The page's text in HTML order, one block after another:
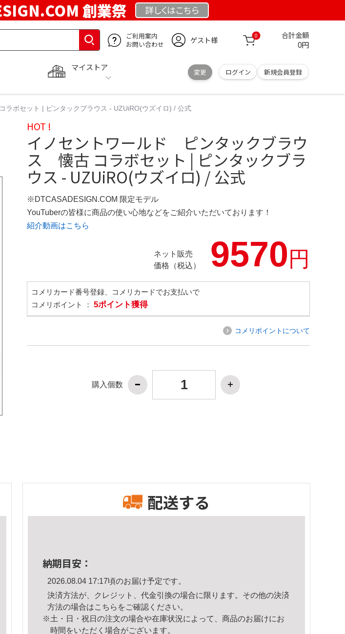
創業祭 詳しくはこちら
ご利用案内
お問い合わせ
ゲスト様 0 合計金額
0円
マイストア
変更 ログイン 新規会員登録
ボセット | ピンタックブラウス - UZUiRO(ウズイロ) / 公式
HOT !
イノセントワールド ピンタックブラウ
ス 懐古 コラボセット | ピンタックブラ
ウス - UZUiRO(ウズイロ) / 公式
※DTCASADESIGN.COM 限定モデル
YouTuberの皆様に商品の使い心地などをご紹介いただいております！
紹介動画はこちら
ネット販売
価格（税込）
9570円
コメリカード番号登録、コメリカードでお支払いで
コメリポイント ： 5ポイント獲得
コメリポイントについて
購入個数
配送する
納期目安：
2026.08.04 17:17頃のお届け予定です。
決済方法が、クレジット、代金引換の場合に限ります。その他の決済
方法の場合はこちら をご確認ください。
※土・日・祝日の注文の場合や在庫状況によって、商品のお届けにお
時間をいただく場合がございます。